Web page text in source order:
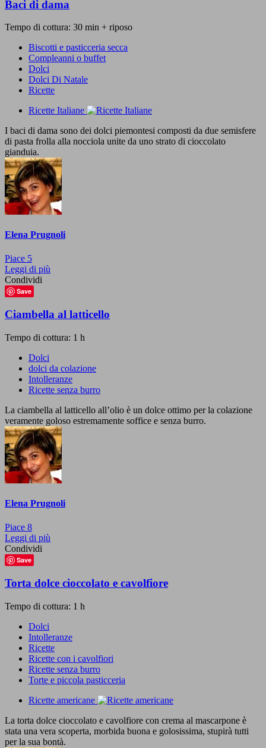
Baci di dama
Tempo di cottura: 30 min + riposo
Biscotti e pasticceria secca
Compleanni o buffet
Dolci
Dolci Di Natale
Ricette
Ricette Italiane
I baci di dama sono dei dolci piemontesi composti da due semisfere
di pasta frolla alla nocciola unite da uno strato di cioccolato
gianduia.
Elena Prugnoli
Piace 5
Leggi di più
Condividi
Save
Ciambella al latticello
Tempo di cottura: 1 h
Dolci
dolci da colazione
Intolleranze
Ricette senza burro
La ciambella al latticello all’olio è un dolce ottimo per la colazione
veramente goloso estremamente soffice e senza burro.
Elena Prugnoli
Piace 8
Leggi di più
Condividi
Save
Torta dolce cioccolato e cavolfiore
Tempo di cottura: 1 h
Dolci
Intolleranze
Ricette
Ricette con i cavolfiori
Ricette senza burro
Torte e piccola pasticceria
Ricette americane
La torta dolce cioccolato e cavolfiore con crema al mascarpone è
stata una vera scoperta, morbida buona e golosissima, stupirà tutti
per la sua bontà.